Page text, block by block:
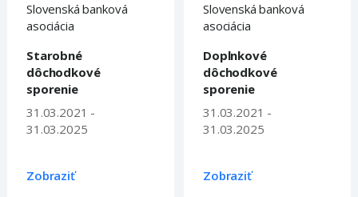
Slovenská banková
asociácia
Starobné
dôchodkové
sporenie
31.03.2021 -
31.03.2025
Zobraziť
Slovenská banková
asociácia
Doplnkové
dôchodkové
sporenie
31.03.2021 -
31.03.2025
Zobraziť